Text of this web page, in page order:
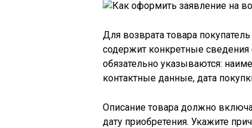
Для возврата товара
содержит конкретные сведения
обязательно указываются:
контактные данные, дата
Описание товара должно
дату приобретения. Укажите